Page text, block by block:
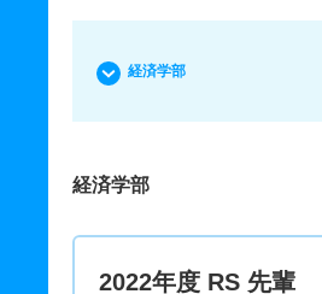
経済学部
経済学部
2022年度 RS 先輩